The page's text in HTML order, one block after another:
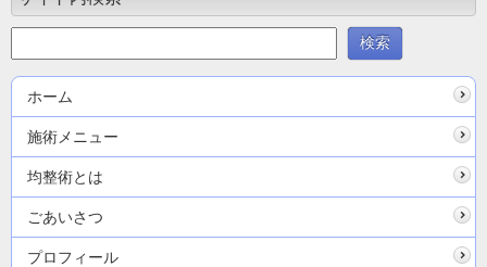
ホーム
施術メニュー
均整術とは
ごあいさつ
プロフィール